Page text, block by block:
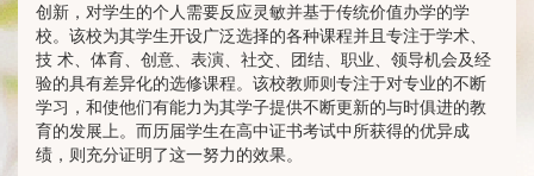
创新，对学生的个人需要反应灵敏并基于传统价值办学的学
校。该校为其学生开设广泛选择的各种课程并且专注于学术、
技 术、体育、创意、表演、社交、团结、职业、领导机会及经
验的具有差异化的选修课程。该校教师则专注于对专业的不断
学习，和使他们有能力为其学子提供不断更新的与时俱进的教
育的发展上。而历届学生在高中证书考试中所获得的优异成
绩，则充分证明了这一努力的效果。